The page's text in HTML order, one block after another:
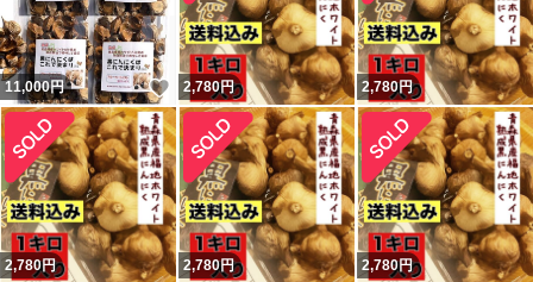
11,000円 いいね！
2,780円 2,780円
2,780円 2,780円 2,780円